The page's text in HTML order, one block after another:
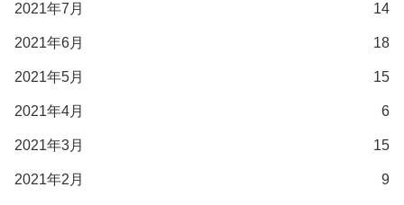
2021年7月 14
2021年6月 18
2021年5月 15
2021年4月 6
2021年3月 15
2021年2月 9